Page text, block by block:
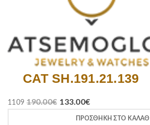
CAT SH.191.21.139
1109 190.00€ 133.00€
ΠΡΟΣΘΉΚΗ ΣΤΟ ΚΑΛΆΘΙ